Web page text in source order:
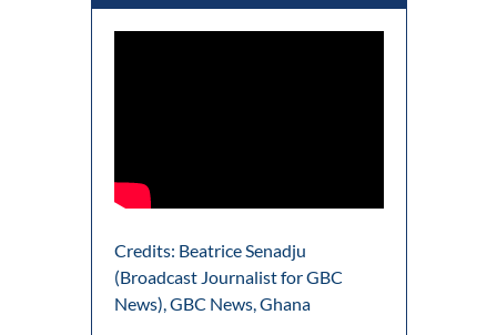
Credits: Beatrice Senadju
(Broadcast Journalist for GBC
News), GBC News, Ghana